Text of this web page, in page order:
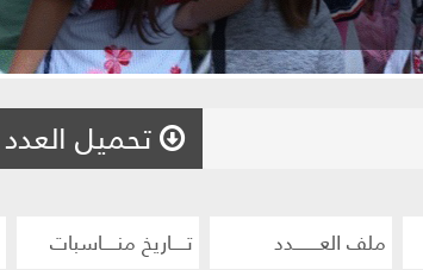
تحميل العدد
ملف العـــــــدد تــــاريخ منــــاسبات